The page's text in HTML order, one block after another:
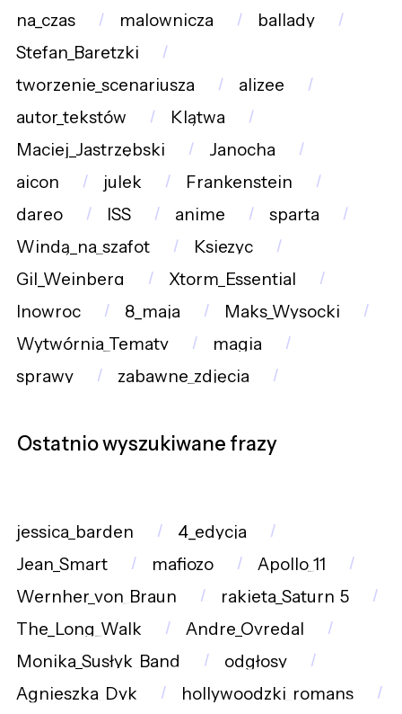
na_czas
malownicza
ballady
Stefan_Baretzki
tworzenie_scenariusza
alizee
autor_tekstów
Klątwa
Maciej_Jastrzębski
Janocha
aicon
julek
Frankenstein
dareo
ISS anime
sparta
Windą_na_szafot
Ksiezyc
Gil_Weinberg
Xtorm_Essential
Inowroc
8_maja
Maks_Wysocki
Wytwórnia_Tematy
magia
sprawy
zabawne_zdjęcia
Ostatnio wyszukiwane frazy
jessica_barden
4_edycja
Jean_Smart
mafiozo
Apollo_11
Wernher_von_Braun
rakieta_Saturn_5
The_Long_Walk
Andre_Ovredal
Monika_Susłyk_Band
odgłosy
Agnieszka_Dyk
hollywoodzki_romans